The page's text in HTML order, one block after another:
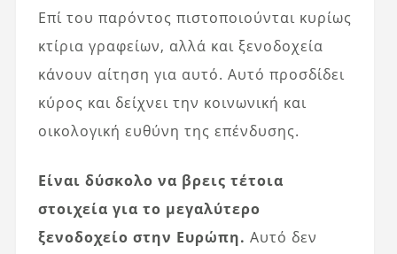
Επί του παρόντος πιστοποιούνται κυρίως
κτίρια γραφείων, αλλά και ξενοδοχεία
κάνουν αίτηση για αυτό. Αυτό προσδίδει
κύρος και δείχνει την κοινωνική και
οικολογική ευθύνη της επένδυσης.
Είναι δύσκολο να βρεις τέτοια
στοιχεία για το μεγαλύτερο
ξενοδοχείο στην Ευρώπη. Αυτό δεν